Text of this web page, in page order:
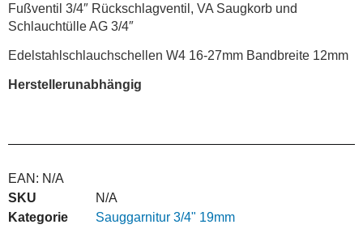
Fußventil 3/4″ Rückschlagventil, VA Saugkorb und
Schlauchtülle AG 3/4″
Edelstahlschlauchschellen W4 16-27mm Bandbreite 12mm
Herstellerunabhängig
EAN: N/A
SKU
N/A
Kategorie
Sauggarnitur 3/4" 19mm